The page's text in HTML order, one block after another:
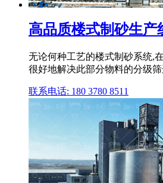
高品质楼式制砂生产
无论何种工艺的楼式制砂系统,
很好地解决此部分物料的分级
联系电话: 180 3780 8511